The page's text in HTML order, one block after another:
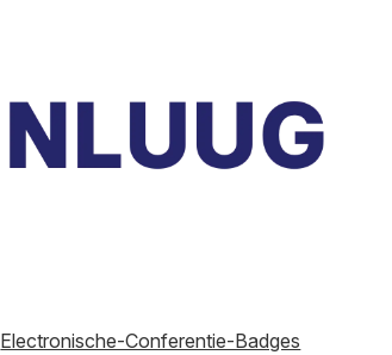
Electronische-Conferentie-Badges